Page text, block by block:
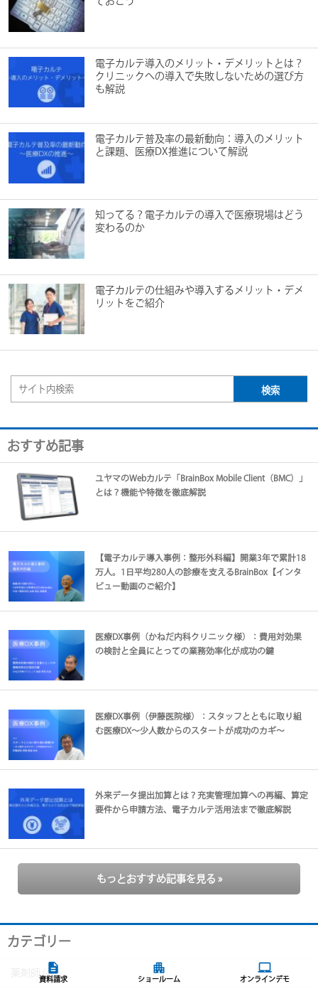
description
資料請求
apartment
ショールーム
laptop_mac
オンラインデモ
電子カルテ導入のメリット・デメリットとは？
クリニックへの導入で失敗しないための選び方
も解説
電子カルテ普及率の最新動向：導入のメリット
と課題、医療DX推進について解説
知ってる？電子カルテの導入で医療現場はどう
変わるのか
電子カルテの仕組みや導入するメリット・デメ
リットをご紹介
おすすめ記事
ユヤマのWebカルテ「BrainBox Mobile Client（BMC）」
とは？機能や特徴を徹底解説
【電子カルテ導入事例：整形外科編】開業3年で累計18
万人。1日平均280人の診療を支えるBrainBox【インタ
ビュー動画のご紹介】
医療DX事例（かねだ内科クリニック様）：費用対効果
の検討と全員にとっての業務効率化が成功の鍵
医療DX事例（伊藤医院様）：スタッフとともに取り組
む医療DX～少人数からのスタートが成功のカギ～
外来データ提出加算とは？充実管理加算への再編、算定
要件から申請方法、電子カルテ活用法まで徹底解説
もっとおすすめ記事を見る »
カテゴリー
(40)